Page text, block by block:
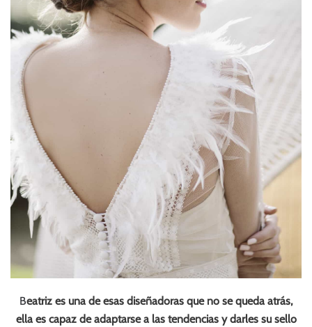
Beatriz es una de esas diseñadoras que no se queda atrás,
ella es capaz de adaptarse a las tendencias y darles su sello